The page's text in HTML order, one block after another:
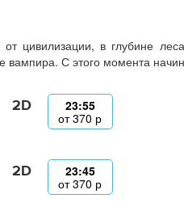
цивилизации, в глубине
С этого момента
2D
23:55
от370 р
2D
23:45
от370 р